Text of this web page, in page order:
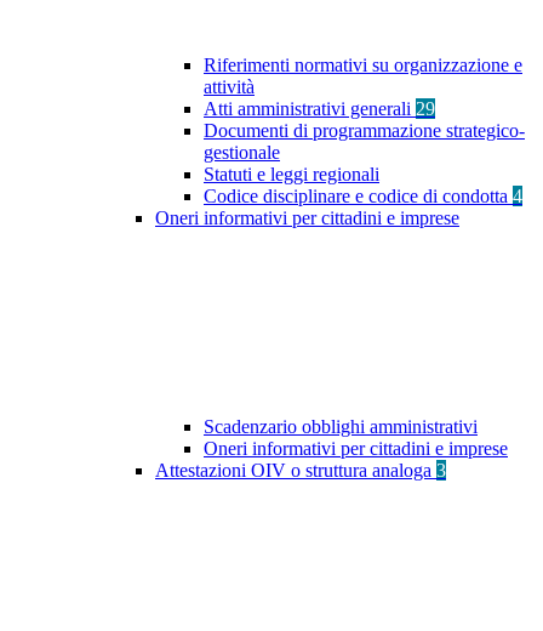
Riferimenti normativi su organizzazione e
attività
Atti amministrativi generali 29
Documenti di programmazione strategico-
gestionale
Statuti e leggi regionali
Codice disciplinare e codice di condotta 4
Oneri informativi per cittadini e imprese
Scadenzario obblighi amministrativi
Oneri informativi per cittadini e imprese
Attestazioni OIV o struttura analoga 3